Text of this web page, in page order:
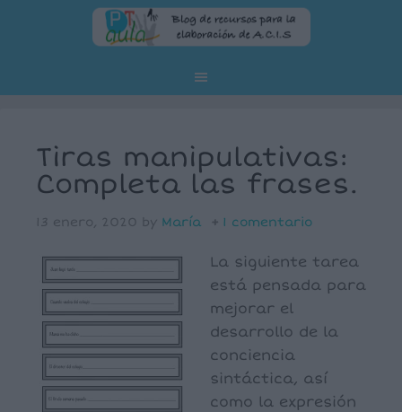
Tiras manipulativas:
Completa las frases.
13 enero, 2020 by María 1 comentario
La siguiente tarea
está pensada para
mejorar el
desarrollo de la
conciencia
sintáctica, así
como la expresión